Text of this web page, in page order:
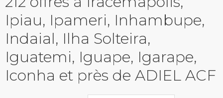
Ipiau, Ipameri, Inhambupe,
Indaial, Ilha Solteira,
Iguatemi, Iguape, Igarape,
Iconha et près de ADIEL ACF